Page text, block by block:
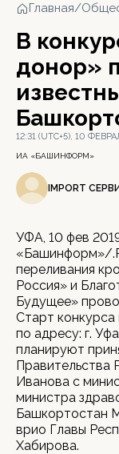
Главная/
В
донор»
12:31 (UTC+5), 10
ИА «БАШИНФОРМ»
IMPORT
УФА, 10 фев
«Башинформ»/
переливания
Россия» и
Будущее»
Старт конкурса
по адресу: г.
планируют
Правительства
Иванова с
министра
Башкортостан
врио Главы
Хабирова.